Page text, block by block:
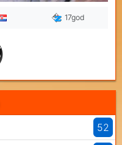
17god
52